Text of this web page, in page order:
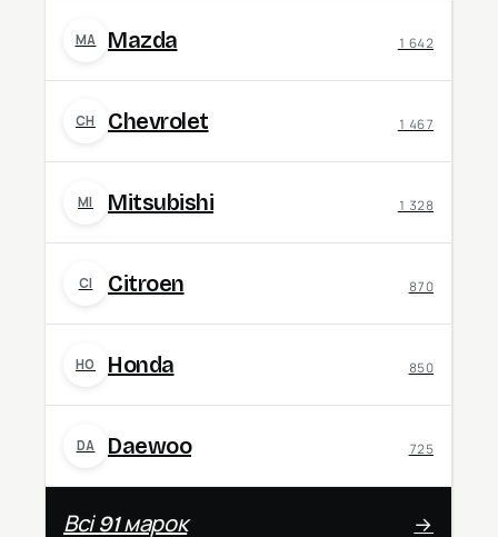
MA Mazda 1 642
CH Chevrolet 1 467
MI Mitsubishi 1 328
CI Citroen 870
HO Honda 850
DA Daewoo 725
Всі 91 марок →